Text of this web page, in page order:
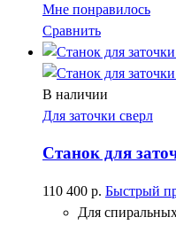
Мне понравилось
Сравнить
В наличии
Для заточки сверл
Станок для
110 400 р. Быстрый
Для